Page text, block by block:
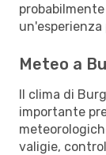
un'esperienza
Meteo a
Il clima di
importante
valigie,